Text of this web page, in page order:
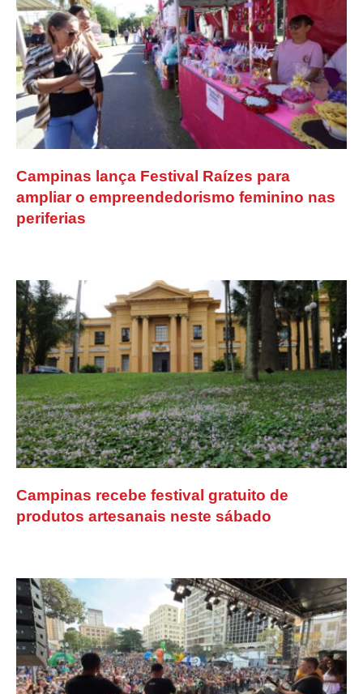
Campinas lança Festival Raízes para
ampliar o empreendedorismo feminino nas
periferias
Campinas recebe festival gratuito de
produtos artesanais neste sábado